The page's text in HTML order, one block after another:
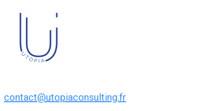
contact@utopiaconsulting.fr